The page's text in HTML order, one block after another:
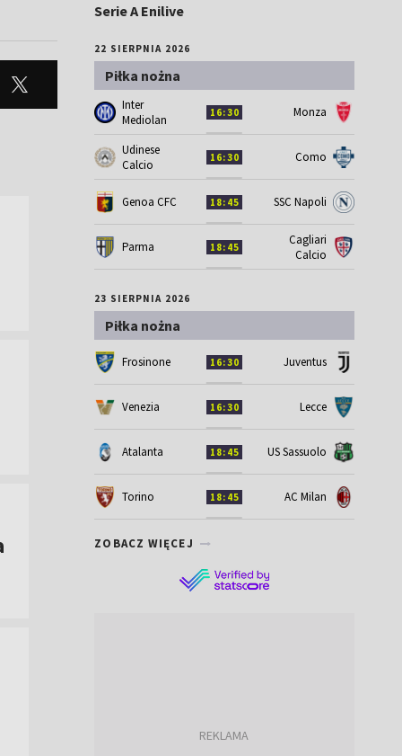
Serie A Enilive
22 SIERPNIA 2026
Piłka nożna
Inter
Mediolan
16:30 Monza
Udinese
Calcio
16:30 Como
Genoa CFC 18:45 SSC Napoli
Parma 18:45
Cagliari
Calcio
23 SIERPNIA 2026
Piłka nożna
Frosinone 16:30 Juventus
Venezia 16:30 Lecce
Atalanta 18:45 US Sassuolo
Torino 18:45 AC Milan
ZOBACZ WIĘCEJ